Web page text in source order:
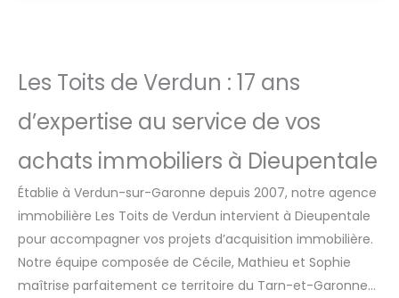
Les Toits de Verdun : 17 ans
d’expertise au service de vos
achats immobiliers à Dieupentale
Établie à Verdun-sur-Garonne depuis 2007, notre agence
immobilière Les Toits de Verdun intervient à Dieupentale
pour accompagner vos projets d’acquisition immobilière.
Notre équipe composée de Cécile, Mathieu et Sophie
maîtrise parfaitement ce territoire du Tarn-et-Garonne…